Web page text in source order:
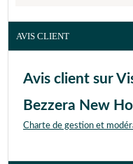
AVIS CLIENT
Avis client sur
Bezzera New
Charte de gestion et